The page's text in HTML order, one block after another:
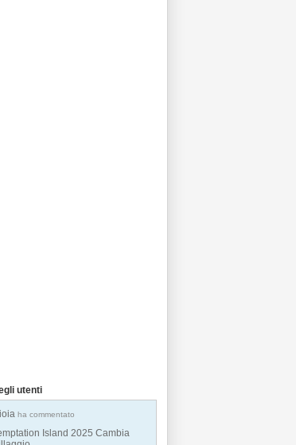
utenti
ha commentato
Island 2025 Cambia